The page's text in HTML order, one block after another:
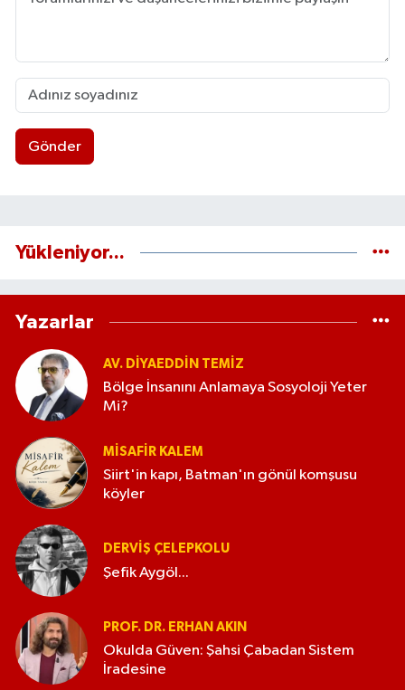
Gönder
Yükleniyor...
Yazarlar
AV. DIYAEDDIN TEMIZ
Bölge İnsanını Anlamaya Sosyoloji Yeter
Mi?
MISAFIR KALEM
Siirt'in kapı, Batman'ın gönül komşusu
köyler
DERVIŞ ÇELEPKOLU
Şefik Aygöl...
PROF. DR. ERHAN AKIN
Okulda Güven: Şahsi Çabadan Sistem
İradesine